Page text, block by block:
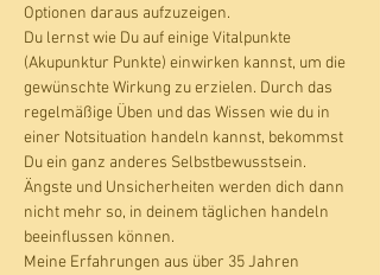
Optionen daraus aufzuzeigen.
Du lernst wie Du auf einige Vitalpunkte
(Akupunktur Punkte) einwirken kannst, um die
gewünschte Wirkung zu erzielen. Durch das
regelmäßige Üben und das Wissen wie du in
einer Notsituation handeln kannst, bekommst
Du ein ganz anderes Selbstbewusstsein.
Ängste und Unsicherheiten werden dich dann
nicht mehr so, in deinem täglichen handeln
beeinflussen können.
Meine Erfahrungen aus über 35 Jahren